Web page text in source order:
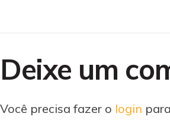
Deixe um
Você precisa fazer o login